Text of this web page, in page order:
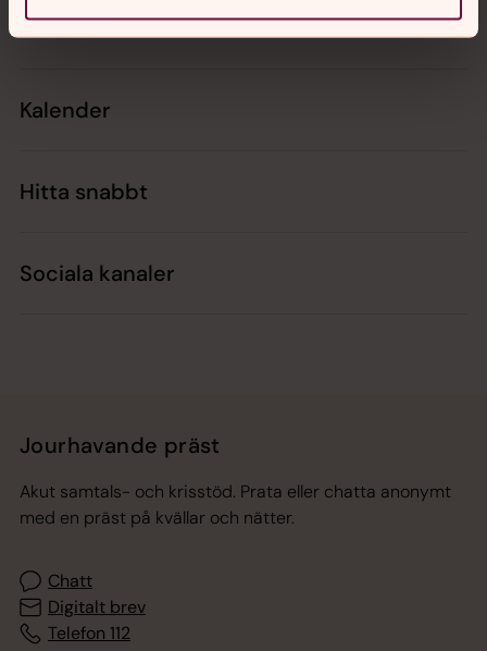
Kontakt
Kalender
Hitta snabbt
Sociala kanaler
Jourhavande präst
Akut samtals- och krisstöd. Prata eller chatta anonymt
med en präst på kvällar och nätter.
Chatt
Digitalt brev
Telefon 112